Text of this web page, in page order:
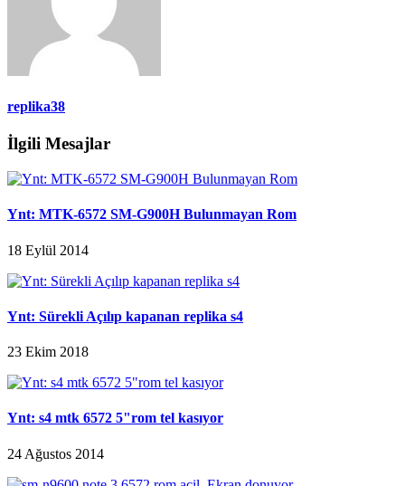
replika38
İlgili Mesajlar
Ynt: MTK-6572 SM-G900H Bulunmayan Rom
18 Eylül 2014
Ynt: Sürekli Açılıp kapanan replika s4
23 Ekim 2018
Ynt: s4 mtk 6572 5"rom tel kasıyor
24 Ağustos 2014